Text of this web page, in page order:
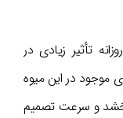
تأثیر زیادی در
موجود در این میوه
و سرعت تصمیم